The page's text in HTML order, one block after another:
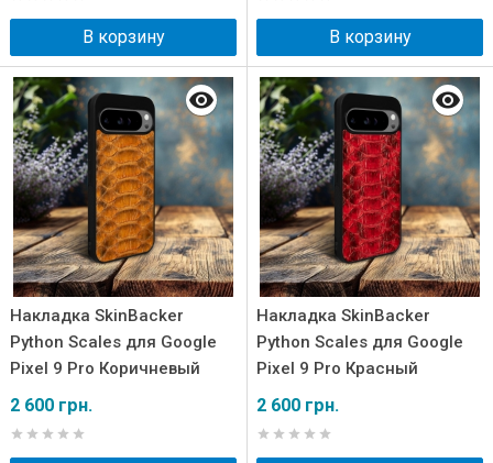
В корзину В корзину
Накладка SkinBacker
Python Scales для Google
Pixel 9 Pro Коричневый
2 600 грн.
Накладка SkinBacker
Python Scales для Google
Pixel 9 Pro Красный
2 600 грн.